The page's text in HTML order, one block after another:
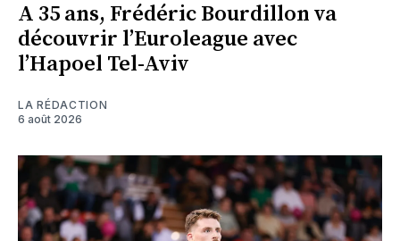
A 35 ans, Frédéric Bourdillon va
découvrir l’Euroleague avec
l’Hapoel Tel-Aviv
LA RÉDACTION
6 août 2026